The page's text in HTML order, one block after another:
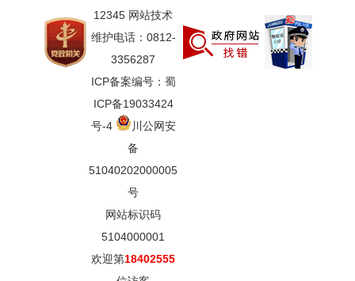
12345 网站技术
维护电话：0812-
3356287
ICP备案编号：蜀
ICP备19033424
号-4
川公网安
备
51040202000005
号
网站标识码
5104000001
欢迎第18402555